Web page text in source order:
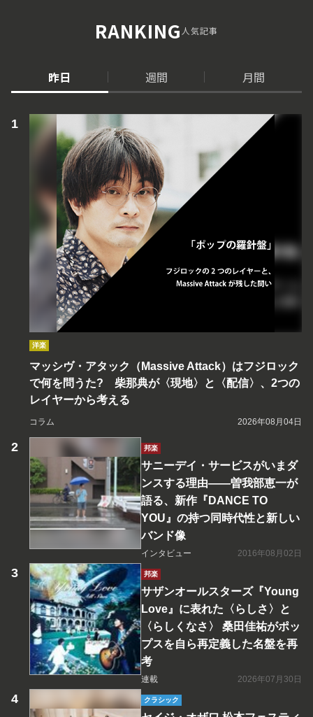
RANKING人気記事
昨日 週間 月間
洋楽
マッシヴ・アタック（Massive Attack）はフジロック
で何を問うた? 柴那典が〈現地〉と〈配信〉、2つの
レイヤーから考える
コラム 2026年08月04日
邦楽
サニーデイ・サービスがいまダ
ンスする理由――曽我部恵一が
語る、新作『DANCE TO
YOU』の持つ同時代性と新しい
バンド像
インタビュー 2016年08月02日
邦楽
サザンオールスターズ『Young
Love』に表れた〈らしさ〉と
〈らしくなさ〉 桑田佳祐がポッ
プスを自ら再定義した名盤を再
考
連載 2026年07月30日
クラシック